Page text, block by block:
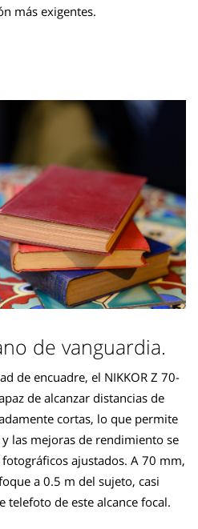
más exigentes.
de vanguardia.
de encuadre, el NIKKOR Z 70-
de alcanzar distancias de
cortas, lo que permite
las mejoras de rendimiento se
ajustados. A 70 mm,
a 0.5 m del sujeto, casi
telefoto de este alcance focal.